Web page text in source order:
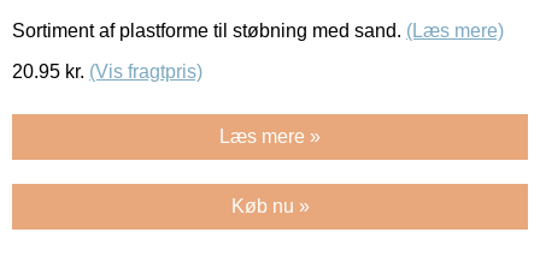
Sortiment af plastforme til støbning med sand. (Læs mere)
20.95 kr. (Vis fragtpris)
Læs mere »
Køb nu »